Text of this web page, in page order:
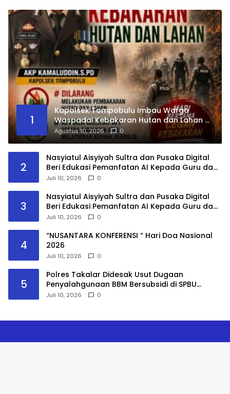
1
Kapolsek Tompobulu Imbau Warga
Waspadai Kebakaran Hutan dan Lahan di
Musim Kemarau
Agustus 10, 2026 0
2
Nasyiatul Aisyiyah Sultra dan Pusaka Digital
Beri Edukasi Pemanfatan AI Kepada Guru dan
Mahasiswa PPG
Juli 10, 2026 0
3
Nasyiatul Aisyiyah Sultra dan Pusaka Digital
Beri Edukasi Pemanfatan AI Kepada Guru dan
Mahasiswa PPG
Juli 10, 2026 0
4
“NUSANTARA KONFERENSI “ Hari Doa Nasional
2026
Juli 10, 2026 0
5
Polres Takalar Didesak Usut Dugaan
Penyalahgunaan BBM Bersubsidi di SPBU
Panaikang
Juli 10, 2026 0